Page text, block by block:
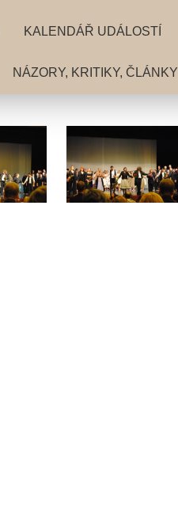
KALENDÁŘ UDÁLOSTÍ
NÁZORY, KRITIKY, ČLÁNKY